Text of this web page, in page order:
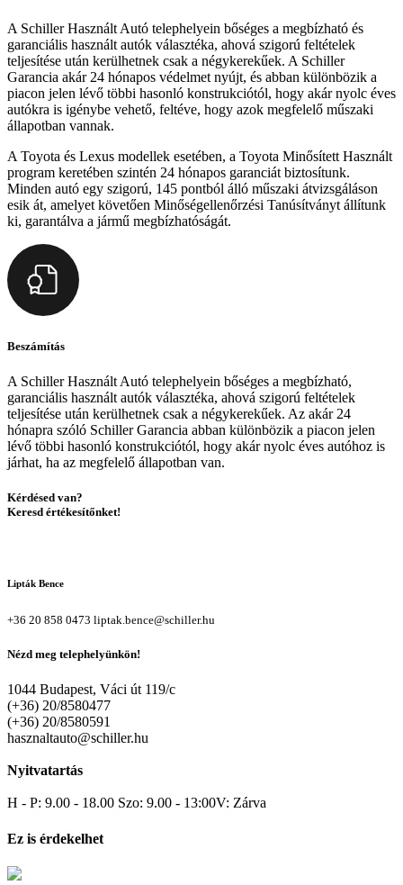
A Schiller Használt Autó telephelyein bőséges a megbízható és
garanciális használt autók választéka, ahová szigorú feltételek
teljesítése után kerülhetnek csak a négykerekűek. A Schiller
Garancia akár 24 hónapos védelmet nyújt, és abban különbözik a
piacon jelen lévő többi hasonló konstrukciótól, hogy akár nyolc éves
autókra is igénybe vehető, feltéve, hogy azok megfelelő műszaki
állapotban vannak.
A Toyota és Lexus modellek esetében, a Toyota Minősített Használt
program keretében szintén 24 hónapos garanciát biztosítunk.
Minden autó egy szigorú, 145 pontból álló műszaki átvizsgáláson
esik át, amelyet követően Minőségellenőrzési Tanúsítványt állítunk
ki, garantálva a jármű megbízhatóságát.
Beszámítás
A Schiller Használt Autó telephelyein bőséges a megbízható,
garanciális használt autók választéka, ahová szigorú feltételek
teljesítése után kerülhetnek csak a négykerekűek. Az akár 24
hónapra szóló Schiller Garancia abban különbözik a piacon jelen
lévő többi hasonló konstrukciótól, hogy akár nyolc éves autóhoz is
járhat, ha az megfelelő állapotban van.
Kérdésed van?
Keresd értékesítőnket!
Lipták Bence
+36 20 858 0473 liptak.bence@schiller.hu
Nézd meg telephelyünkön!
1044 Budapest, Váci út 119/c
(+36) 20/8580477
(+36) 20/8580591
hasznaltauto@schiller.hu
Nyitvatartás
H - P: 9.00 - 18.00 Szo: 9.00 - 13:00V: Zárva
Ez is érdekelhet